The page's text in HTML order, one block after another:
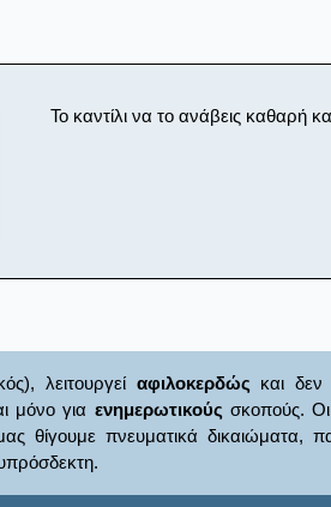
Το καντίλι να το ανάβεις καθαρή
λειτουργεί αφιλοκερδώς και
μόνο για ενημερωτικούς σκοπούς.
θίγουμε πνευματικά